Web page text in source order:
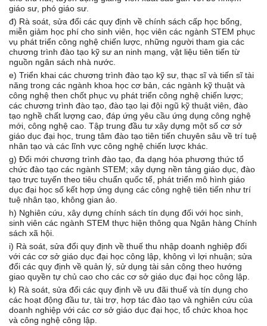
giáo sư, phó giáo sư.
đ) Rà soát, sửa đổi các quy định về chính sách cấp học bổng,
miễn giảm học phí cho sinh viên, học viên các ngành STEM phục
vụ phát triển công nghệ chiến lược, những người tham gia các
chương trình đào tạo kỹ sư an ninh mạng, vật liệu tiên tiến từ
nguồn ngân sách nhà nước.
e) Triển khai các chương trình đào tạo kỹ sư, thạc sĩ và tiến sĩ tài
năng trong các ngành khoa học cơ bản, các ngành kỹ thuật và
công nghệ then chốt phục vụ phát triển công nghệ chiến lược;
các chương trình đào tạo, đào tạo lại đội ngũ kỹ thuật viên, đào
tạo nghề chất lượng cao, đáp ứng yêu cầu ứng dụng công nghệ
mới, công nghệ cao. Tập trung đầu tư xây dựng một số cơ sở
giáo dục đại học, trung tâm đào tạo tiên tiến chuyên sâu về trí tuệ
nhân tạo và các lĩnh vực công nghệ chiến lược khác.
g) Đổi mới chương trình đào tạo, đa dạng hóa phương thức tổ
chức đào tạo các ngành STEM; xây dựng nền tảng giáo dục, đào
tạo trực tuyến theo tiêu chuẩn quốc tế, phát triển mô hình giáo
dục đại học số kết hợp ứng dụng các công nghệ tiên tiến như trí
tuệ nhân tạo, không gian ảo.
h) Nghiên cứu, xây dựng chính sách tín dụng đối với học sinh,
sinh viên các ngành STEM thực hiện thông qua Ngân hàng Chính
sách xã hội.
i) Rà soát, sửa đổi quy định về thuế thu nhập doanh nghiệp đối
với các cơ sở giáo dục đại học công lập, không vì lợi nhuận; sửa
đổi các quy định về quản lý, sử dụng tài sản công theo hướng
giao quyền tự chủ cao cho các cơ sở giáo dục đại học công lập.
k) Rà soát, sửa đổi các quy định về ưu đãi thuế và tín dụng cho
các hoạt động đầu tư, tài trợ, hợp tác đào tạo và nghiên cứu của
doanh nghiệp với các cơ sở giáo dục đại học, tổ chức khoa học
và công nghệ công lập.